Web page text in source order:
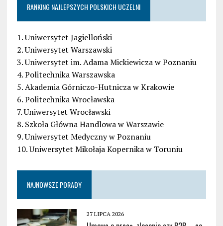
RANKING NAJLEPSZYCH POLSKICH UCZELNI
1. Uniwersytet Jagielloński
2. Uniwersytet Warszawski
3. Uniwersytet im. Adama Mickiewicza w Poznaniu
4. Politechnika Warszawska
5. Akademia Górniczo-Hutnicza w Krakowie
6. Politechnika Wrocławska
7. Uniwersytet Wrocławski
8. Szkoła Główna Handlowa w Warszawie
9. Uniwersytet Medyczny w Poznaniu
10. Uniwersytet Mikołaja Kopernika w Toruniu
NAJNOWSZE PORADY
27 LIPCA 2026